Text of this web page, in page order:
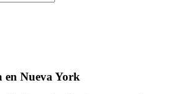
en Nueva York